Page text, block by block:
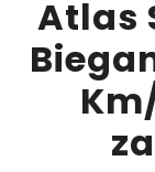
Atlas